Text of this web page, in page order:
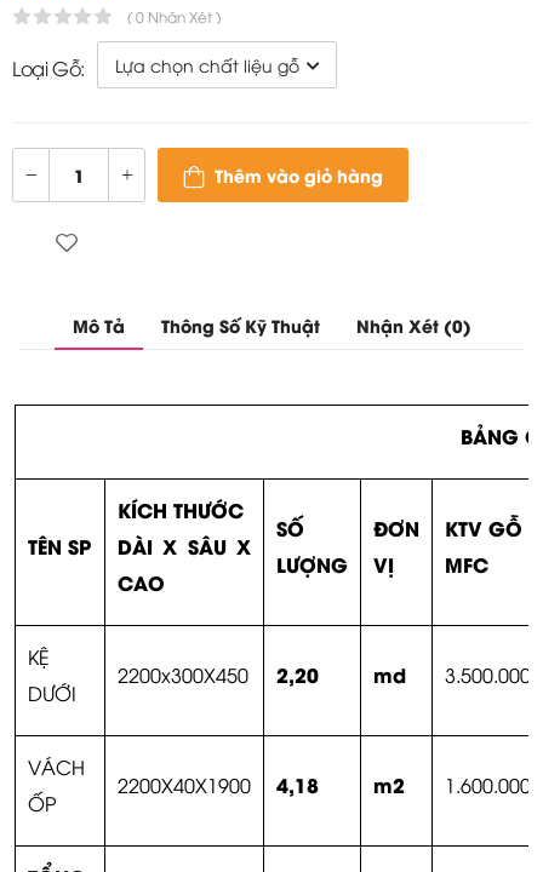
( 0 Nhận Xét )
Loại Gỗ:
Thêm vào giỏ hàng
Mô Tả Thông Số Kỹ Thuật Nhận Xét (0)
BẢNG
TÊN SP
KÍCH THƯỚC
DÀI X SÂU X
CAO
SỐ
LƯỢNG
ĐƠN
VỊ
KTV GỖ
MFC
KỆ
DƯỚI
2200x300X450 2,20 md 3.500.000
VÁCH
ỐP
2200X40X1900 4,18 m2 1.600.000